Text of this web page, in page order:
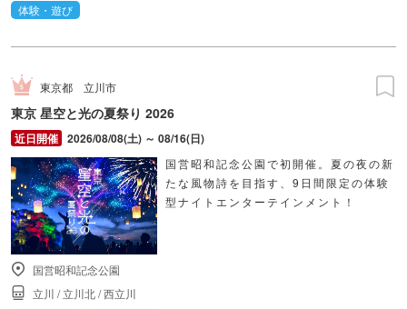
体験・遊び
東京都 立川市
東京 星空と光の夏祭り 2026
2026/08/08(土) ～ 08/16(日)
国営昭和記念公園で初開催。夏の夜の新
たな風物詩を目指す、9日間限定の体験
型ナイトエンターテインメント！
国営昭和記念公園
立川 /立川北/西立川